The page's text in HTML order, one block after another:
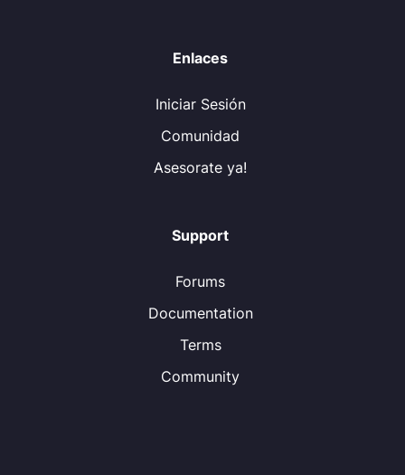
Enlaces
Iniciar Sesión
Comunidad
Asesorate ya!
Support
Forums
Documentation
Terms
Community